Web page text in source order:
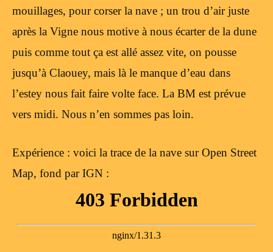
mouillages, pour corser la nave ; un trou d’air juste
après la Vigne nous motive à nous écarter de la dune
puis comme tout ça est allé assez vite, on pousse
jusqu’à Claouey, mais là le manque d’eau dans
l’estey nous fait faire volte face. La BM est prévue
vers midi. Nous n’en sommes pas loin.
Expérience : voici la trace de la nave sur Open Street
Map, fond par IGN :